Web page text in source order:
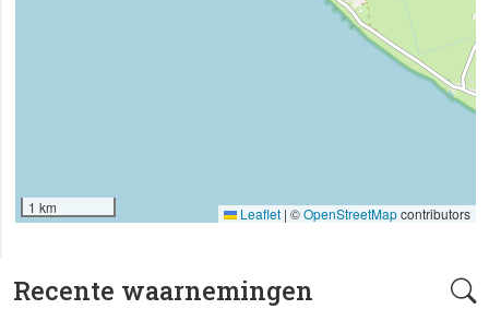
Recente waarnemingen
1 km Leaflet | ©OpenStreetMapcontributors